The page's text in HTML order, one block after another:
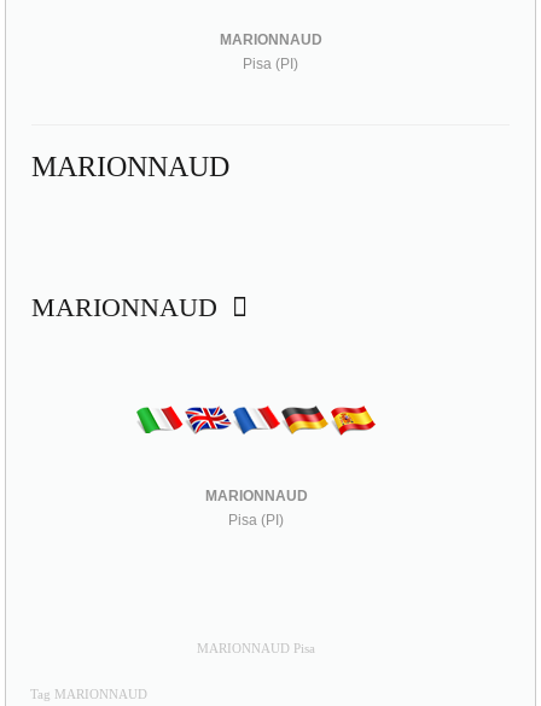
MARIONNAUD
Pisa (PI)
MARIONNAUD
MARIONNAUD
MARIONNAUD
Pisa (PI)
MARIONNAUD Pisa
Tag MARIONNAUD